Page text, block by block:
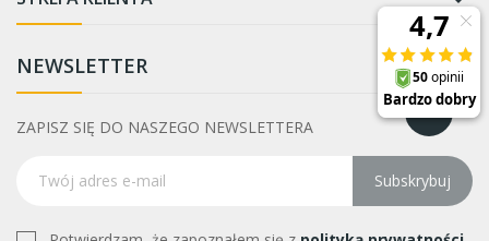
NEWSLETTER
ZAPISZ SIĘ DO NASZEGO NEWSLETTERA
Subskrybuj